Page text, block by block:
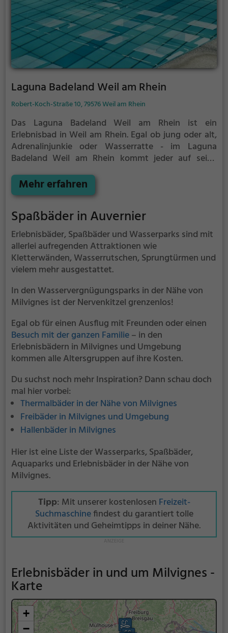
Laguna Badeland Weil am Rhein
Robert-Koch-Straße 10, 79576 Weil am Rhein
Das Laguna Badeland Weil am Rhein ist ein
Erlebnisbad in Weil am Rhein. Egal ob jung oder alt,
Adrenalinjunkie oder Wasserratte - im Laguna
Badeland Weil am Rhein kommt jeder auf seine
Kindergeburtstag oder einfach mit Freunden ist das
Laguna Badeland Weil am Rhein genau die richtige
Mehr erfahren
Spaßbäder in Auvernier
Erlebnisbäder, Spaßbäder und Wasserparks sind mit
allerlei aufregenden Attraktionen wie
Kletterwänden, Wasserrutschen, Sprungtürmen und
vielem mehr ausgestattet.
In den Wasservergnügungsparks in der Nähe von
Milvignes ist der Nervenkitzel grenzenlos!
Egal ob für einen Ausflug mit Freunden oder einen
Besuch mit der ganzen Familie– in den
Erlebnisbädern in Milvignes und Umgebung
kommen alle Altersgruppen auf ihre Kosten.
Du suchst noch mehr Inspiration? Dann schau doch
mal hier vorbei:
Thermalbäder in der Nähe von Milvignes
Freibäder in Milvignes und Umgebung
Hallenbäder in Milvignes
Hier ist eine Liste der Wasserparks, Spaßbäder,
Aquaparks und Erlebnisbäder in der Nähe von
Milvignes.
Tipp: Mit unserer kostenlosen Freizeit-
Suchmaschinefindest du garantiert tolle
Aktivitäten und Geheimtipps in deiner Nähe.
Erlebnisbäder in und um Milvignes -
Karte
+
−